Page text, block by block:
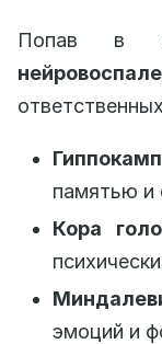
Попав в
Гиппокамп
памятью и
Кора
эмоций и